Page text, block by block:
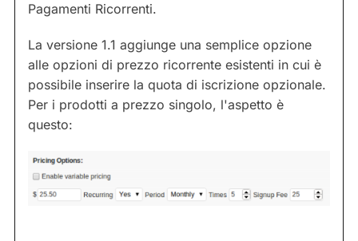
Pagamenti Ricorrenti.
La versione 1.1 aggiunge una semplice opzione
alle opzioni di prezzo ricorrente esistenti in cui è
possibile inserire la quota di iscrizione opzionale.
Per i prodotti a prezzo singolo, l'aspetto è
questo: